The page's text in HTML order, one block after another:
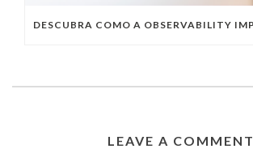
LEAVE A COMMENT